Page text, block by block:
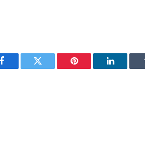
Facebook Twitter Pinterest LinkedIn